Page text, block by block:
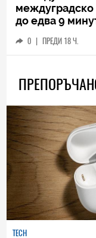
междуградско
до едва 9
0 | ПРЕДИ 18 Ч.
TECH